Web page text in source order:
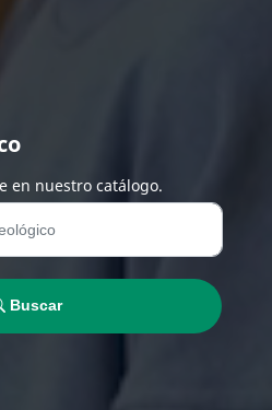
en nuestro catálogo.
Buscar